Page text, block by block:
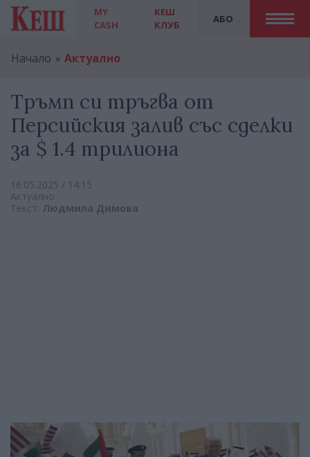
MY
CASH
АБО
КЕШ
КЛУБ
Начало Актуално
Тръмп си тръгва от
Персийския залив със сделки
за $ 1.4 трилиона
16.05.2025 / 14:15
Актуално
Текст: Людмила Димова